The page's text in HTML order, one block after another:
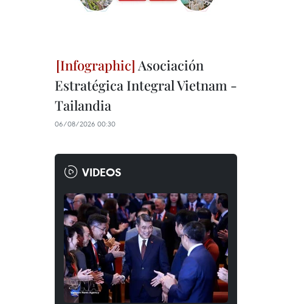
Asociación
Estratégica Integral Vietnam -
Tailandia
06/08/2026 00:30
VIDEOS